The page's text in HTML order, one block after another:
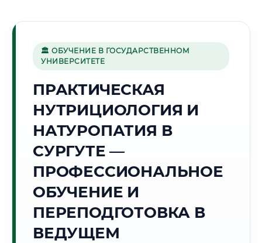
🛢️
Г. СУРГУТ
Точное местное время:
22:35:55
2026 г.
Погода в г. Сургут:
🌅 Восход: 03:51 🌇 Закат:
20:33
🏛 ОБУЧЕНИЕ В ГОСУДАРСТВЕННОМ
УНИВЕРСИТЕТЕ
ПРАКТИЧЕСКАЯ
НУТРИЦИОЛОГИЯ И
НАТУРОПАТИЯ В
СУРГУТЕ —
ПРОФЕССИОНАЛЬНОЕ
ОБУЧЕНИЕ И
ПЕРЕПОДГОТОВКА В
ВЕДУЩЕМ